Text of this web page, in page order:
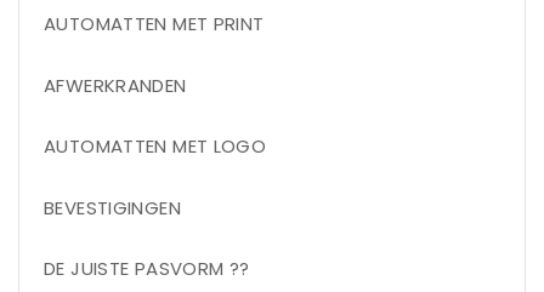
AUTOMATTEN MET PRINT
AFWERKRANDEN
AUTOMATTEN MET LOGO
BEVESTIGINGEN
DE JUISTE PASVORM ??